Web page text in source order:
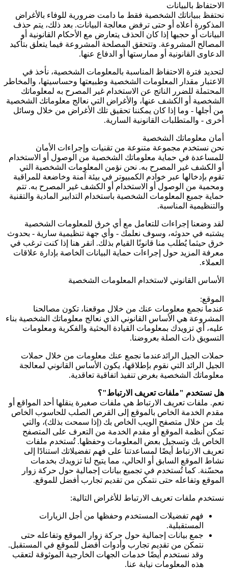
الاحتفاظ بالبيانات
نحتفظ ببياناتك الشخصية فقط ما دامت ضرورية للوفاء بالأغراض
المذكورة أعلاه أو حتى ترفض معالجة البيانات. بعد ذلك، يتم حذف
البيانات أو حجبها إذا كان الحذف يتعارض مع الأحكام القانونية أو
المصالح المشروعة. وتتحقق المصلحة المشروعة فيما يتعلق بتأكيد
الدعاوى القانونية أو ممارستها أو الدفاع عنها.
لتحديد فترة الاحتفاظ المناسبة بالمعلومات الشخصية، نأخذ في
الاعتبار مقدار المعلومات الشخصية وطبيعتها وحساسيتها، والمخاطر
المحتملة للضرر الناتج عن الاستخدام غير المصرح به لمعلوماتك
الشخصية أو الكشف عنها، والأغراض التي نعالج معلوماتك الشخصية
من أجلها - وما إذا كان يمكننا تحقيق تلك الأغراض من خلال وسائل
أخرى - والمتطلبات القانونية السارية.
أمان معلوماتك الشخصية
نحن نستخدم مجموعة متنوعة من تقنيات وإجراءات الأمان
للمساعدة في حماية معلوماتك الشخصية من الوصول أو الاستخدام
أو الكشف غير المصرح به. نحن نؤمن المعلومات الشخصية التي
تقوم بإدخالها عبر خوادم الكمبيوتر في بيئة آمنة وخاضعة للمراقبة
ومحمية من الوصول أو الاستخدام أو الكشف غير المصرح به. تتم
حماية جميع المعلومات الشخصية باستخدام التدابير المادية والتقنية
والتنظيمية المناسبة.
لقد وضعنا إجراءات للتعامل مع أي خرق للمعلومات الشخصية
يشتبه في حدوثه، وسوف نعلمك - وأي جهة تنظيمية سارية - بحدوث
خرق حيثما يُطلب منا قانونًا القيام بذلك. انقر هنا إذا كنت ترغب في
معرفة المزيد حول إجراءات حماية البيانات الخاصة بإدارة علاقات
العملاء.
الأساس القانوني لاستخدام المعلومات الشخصية
الموقع:
عندما نجمع معلومات عنك من خلال موقعنا، تكون مصالحنا
المشروعة هي الأساس القانوني الذي نعالج معلوماتك الشخصية بناء
عليه، أي تزويدك بمعلومات القيادة البحثية والفكرية ومعلومات
التسويق ذات الصلة بعروضنا.
حملات الجيل الرائدعندما نجمع عنك معلومات من خلال حملات
الجيل الرائد التي نقوم بإطلاقها، يكون الأساس القانوني لمعالجة
معلوماتك الشخصية بغرض تنفيذ اتفاقية تعاقدية.
هل نستخدم "ملفات تعريف الارتباط"؟
نعم. ملفات تعريف الارتباط هي ملفات صغيرة ينقلها أحد المواقع أو
مقدم الخدمة الخاص بالموقع إلى القرص الصلب للحاسوب الخاص
بك من خلال متصفح الويب الخاص بك (إذا سمحت بذلك)، والتي
تمكن أنظمة الموقع أو مقدم الخدمة من التعرف على المتصفح
الخاص بك وتسجيل بعض المعلومات وحفظها. تُستخدم ملفات
تعريف الارتباط أيضًا لمساعدتنا على فهم تفضيلاتك استنادًا إلى
نشاط الموقع السابق أو الحالي، مما يتيح لنا تزويدك بخدمات
محسّنة. كما تُستخدم في تجميع بيانات إجمالية حول حركة زوار
الموقع وتفاعله حتى نتمكن من تقديم تجارب أفضل للموقع.
نستخدم ملفات تعريف الارتباط للأغراض التالية:
فهم تفضيلات المستخدم وحفظها من أجل الزيارات
المستقبلية.
جمع بيانات إجمالية حول حركة زوار الموقع وتفاعله حتى
نتمكن من تقديم تجارب وأدوات أفضل للموقع في المستقبل.
وقد نستخدم أيضًا خدمات الجهات الخارجية الموثوقة لتعقب
هذه المعلومات نيابة عنا.